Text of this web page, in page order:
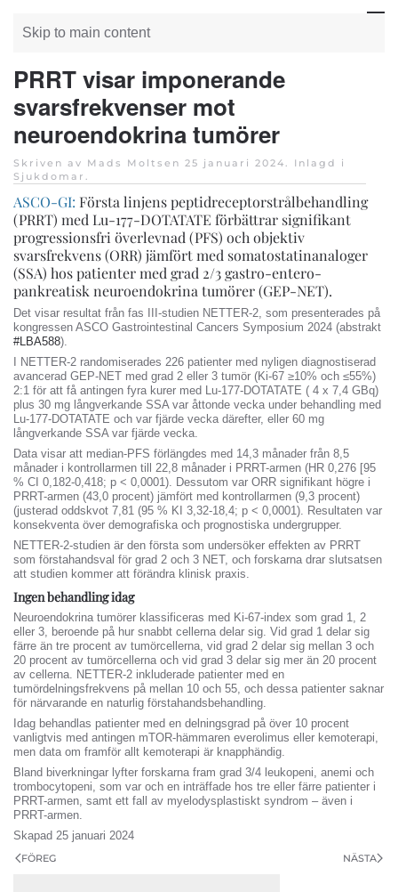
Skip to main content
PRRT visar imponerande
svarsfrekvenser mot
neuroendokrina tumörer
Skriven av Mads Moltsen 25 januari 2024. Inlagd i
Sjukdomar .
ASCO-GI: Första linjens peptidreceptorstrålbehandling
(PRRT) med Lu-177-DOTATATE förbättrar signifikant
progressionsfri överlevnad (PFS) och objektiv
svarsfrekvens (ORR) jämfört med somatostatinanaloger
(SSA) hos patienter med grad 2/3 gastro-entero-
pankreatisk neuroendokrina tumörer (GEP-NET).
Det visar resultat från fas III-studien NETTER-2, som presenterades på
kongressen ASCO Gastrointestinal Cancers Symposium 2024 (abstrakt
#LBA588).
I NETTER-2 randomiserades 226 patienter med nyligen diagnostiserad
avancerad GEP-NET med grad 2 eller 3 tumör (Ki-67 ≥10% och ≤55%)
2:1 för att få antingen fyra kurer med Lu-177-DOTATATE ( 4 x 7,4 GBq)
plus 30 mg långverkande SSA var åttonde vecka under behandling med
Lu-177-DOTATATE och var fjärde vecka därefter, eller 60 mg
långverkande SSA var fjärde vecka.
Data visar att median-PFS förlängdes med 14,3 månader från 8,5
månader i kontrollarmen till 22,8 månader i PRRT-armen (HR 0,276 [95
% CI 0,182-0,418; p < 0,0001). Dessutom var ORR signifikant högre i
PRRT-armen (43,0 procent) jämfört med kontrollarmen (9,3 procent)
(justerad oddskvot 7,81 (95 % KI 3,32-18,4; p < 0,0001). Resultaten var
konsekventa över demografiska och prognostiska undergrupper.
NETTER-2-studien är den första som undersöker effekten av PRRT
som förstahandsval för grad 2 och 3 NET, och forskarna drar slutsatsen
att studien kommer att förändra klinisk praxis.
Ingen behandling idag
Neuroendokrina tumörer klassificeras med Ki-67-index som grad 1, 2
eller 3, beroende på hur snabbt cellerna delar sig. Vid grad 1 delar sig
färre än tre procent av tumörcellerna, vid grad 2 delar sig mellan 3 och
20 procent av tumörcellerna och vid grad 3 delar sig mer än 20 procent
av cellerna. NETTER-2 inkluderade patienter med en
tumördelningsfrekvens på mellan 10 och 55, och dessa patienter saknar
för närvarande en naturlig förstahandsbehandling.
Idag behandlas patienter med en delningsgrad på över 10 procent
vanligtvis med antingen mTOR-hämmaren everolimus eller kemoterapi,
men data om framför allt kemoterapi är knapphändig.
Bland biverkningar lyfter forskarna fram grad 3/4 leukopeni, anemi och
trombocytopeni, som var och en inträffade hos tre eller färre patienter i
PRRT-armen, samt ett fall av myelodysplastiskt syndrom – även i
PRRT-armen.
Skapad 25 januari 2024
FÖREG NÄSTA